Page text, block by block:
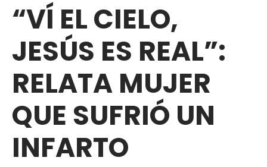
“VÍ EL CIELO,
JESÚS ES REAL”:
RELATA MUJER
QUE SUFRIÓ UN
INFARTO